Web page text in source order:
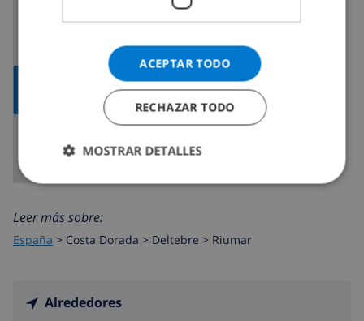
Leer más sobre:
España > Costa Dorada > Deltebre > Riumar
Alrededores
ACEPTAR TODO
RECHAZAR TODO
MOSTRAR DETALLES